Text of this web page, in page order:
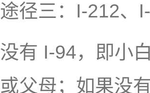
途径三：I-212、
没有 I-94，即小
或父母；如果没